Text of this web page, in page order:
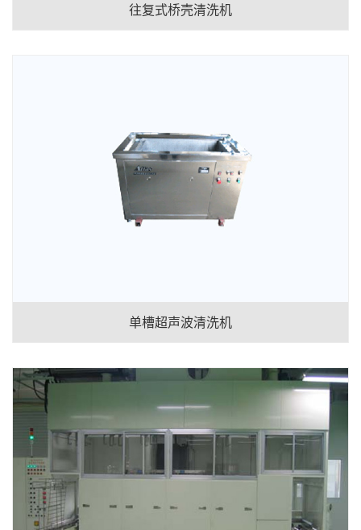
往复式桥壳清洗机
单槽超声波清洗机